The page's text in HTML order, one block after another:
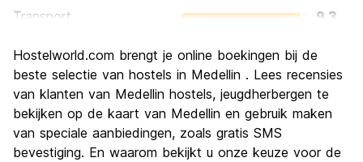
Transport
9.3
Cultuur
8.8
Uitgaan
9.2
Waarde voor uw geld
8.4
Hostelworld.com brengt je online boekingen bij de
beste selectie van hostels in Medellin . Lees recensies
van klanten van Medellin hostels, jeugdherbergen te
bekijken op de kaart van Medellin en gebruik maken
van speciale aanbiedingen, zoals gratis SMS
bevestiging. En waarom bekijkt u onze keuze voor de